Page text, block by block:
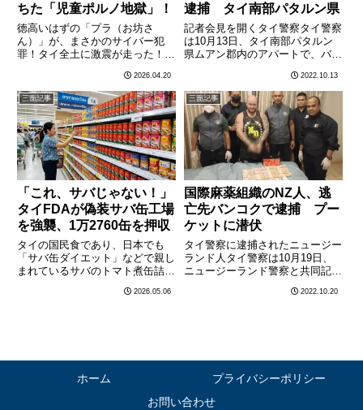
ちた「児童ポルノ地獄」！
徳高いはずの「プラ（お坊さ
ん）」が、まさかのサイバー犯
罪！タイ全土に激震が走った！
べき還暦の僧侶が、その裏では
「おぞましい欲望」の泥沼にどっ
ぷりと浸かっていた。タイ中部ア
ントーン県の静かな寺院で、警察
の特殊部隊………
2026.04.20
逮捕 タイ南部パタルン県
記者会見を開くタイ警察タイ警察
は10月13日、タイ南部パタルン
県ムアン郡内のアパートで、バン
い系アプリで知り合った女性
（26）を殺害したとして指名手
配されていた男（27）を逮捕
し、アパート内に監禁されていた
女性………
2022.10.13
三面記事
「これ、サバじゃない！」
タイFDAが偽装サバ缶工場
を強襲、1万2760缶を押収
タイの国民食であり、日本でも
「サバ缶ダイエット」などで親し
まれているサバのトマト煮缶詰。
に悪質な事件が発覚した。タイ食
2026.05.06
三面記事
国際麻薬組織のNZ人、逃
亡先バンコクで逮捕 プー
ケットに潜伏
タイ警察に逮捕されたニュージー
ランド人タイ警察は10月19日、
ニュージーランド警察と共同記者
局などから恐喝など複数の容疑で
2022.10.20
ホーム
プライバシーポリシー
お問い合わせ